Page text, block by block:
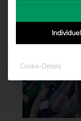
Cookie-Details